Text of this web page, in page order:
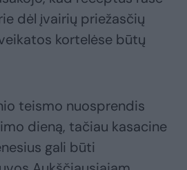
dėl įvairių priežasčių
kortelėse būtų
teismo nuosprendis
dieną, tačiau kasacine
gali būti